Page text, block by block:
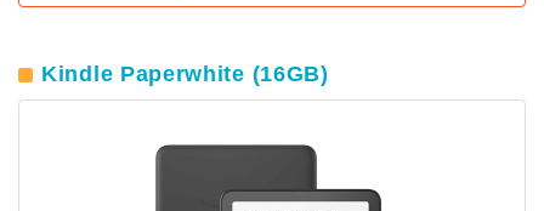
Kindle Paperwhite (16GB)